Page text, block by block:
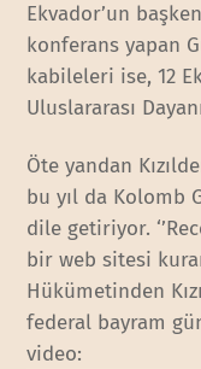
Ekvador’un
konferans yapan
kabileleri ise, 12
Uluslararası
Öte yandan
bu yıl da Kolomb
dile getiriyor.
bir web sitesi
Hükümetinden
federal bayram
video: